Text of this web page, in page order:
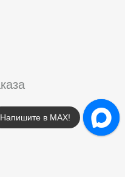
Напишите в МАХ!